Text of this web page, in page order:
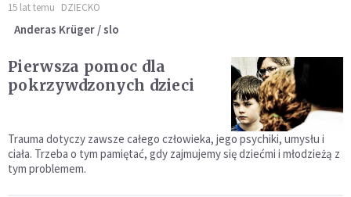
15 lat temu DZIECKO
Anderas Krüger / slo
Pierwsza pomoc dla
pokrzywdzonych dzieci
Trauma dotyczy zawsze całego człowieka, jego psychiki, umysłu i
ciała. Trzeba o tym pamiętać, gdy zajmujemy się dziećmi i młodzieżą z
tym problemem.